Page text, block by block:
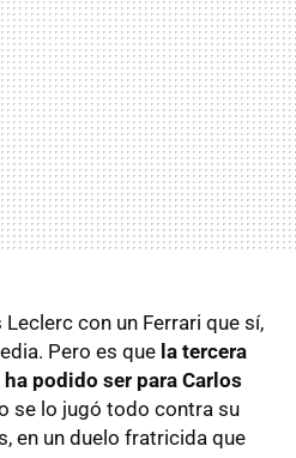
con un Ferrari que sí,
Pero es que la tercera
podido ser para Carlos
se lo jugó todo contra su
en un duelo fratricida que